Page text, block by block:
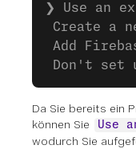
❯ Use an
Create a
Add
Don't set
Da Sie bereits ein
können Sie
Use
wodurch Sie